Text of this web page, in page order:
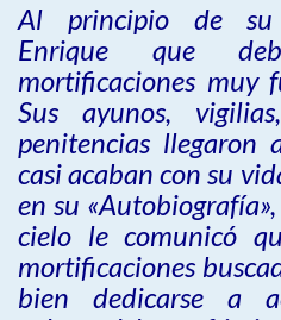
Al principio de su
Enrique que
mortificaciones muy
Sus ayunos,
penitencias llegaron
casi acaban con su
en su
cielo le comunicó
mortificaciones
bien dedicarse a